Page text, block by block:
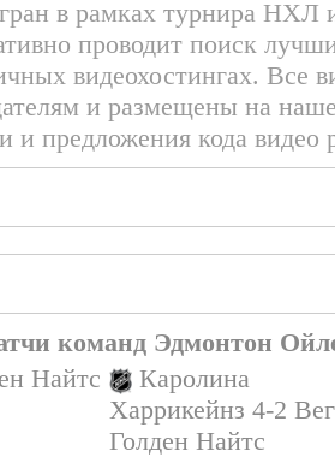
ПЕРИОД0:1
в рамках турнира НХЛ
проводит поиск
видеохостингах. Все
и размещены на
и предложения кода видео
команд Эдмонтон
Найтс
Каролина
Харрикейнз 4-2
Голден Найтс